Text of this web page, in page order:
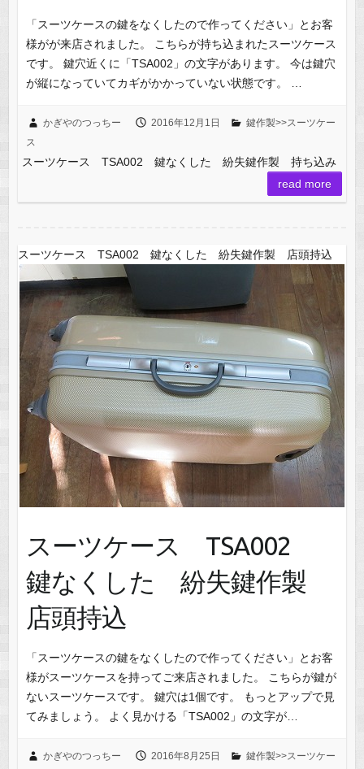
「スーツケースの鍵をなくしたので作ってください」とお客
様がが来店されました。 こちらが持ち込まれたスーツケース
です。 鍵穴近くに「TSA002」の文字があります。 今は鍵穴
が縦になっていてカギがかかっていない状態です。 …
かぎやのつっちー 2016年12月1日
鍵作製>>スーツケー
ス
スーツケース TSA002 鍵なくした 紛失鍵作製 持ち込み
read more
スーツケース TSA002 鍵なくした 紛失鍵作製 店頭持込
スーツケース TSA002
鍵なくした 紛失鍵作製
店頭持込
「スーツケースの鍵をなくしたので作ってください」とお客
様がスーツケースを持ってご来店されました。 こちらが鍵が
ないスーツケースです。 鍵穴は1個です。 もっとアップで見
てみましょう。 よく見かける「TSA002」の文字が…
かぎやのつっちー 2016年8月25日
鍵作製>>スーツケー